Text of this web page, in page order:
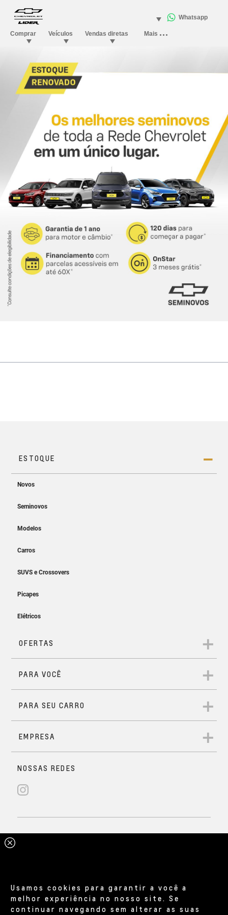
Usamos cookies para garantir a você a
melhor experiência no nosso site. Se
continuar navegando sem alterar as suas